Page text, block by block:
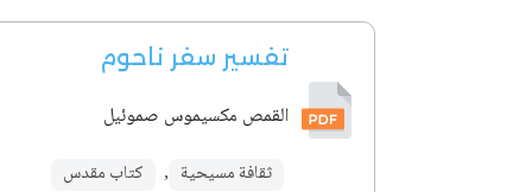
تفسير سفر ناحوم
القمص مكسيموس صموئيل
ثقافة مسيحية , كتاب مقدس